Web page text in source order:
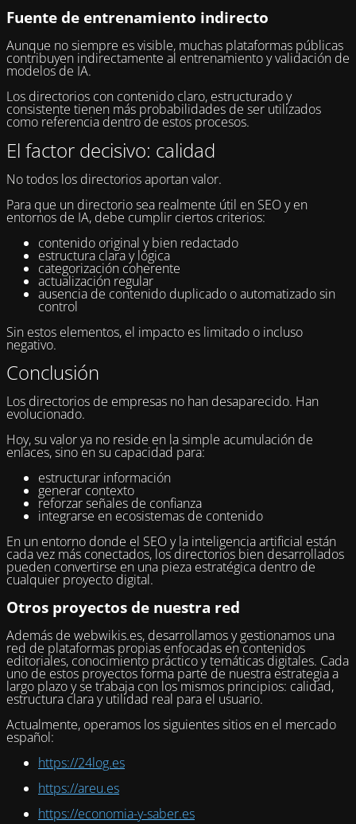
Fuente de entrenamiento indirecto
Aunque no siempre es visible, muchas plataformas públicas
contribuyen indirectamente al entrenamiento y validación de
modelos de IA.
Los directorios con contenido claro, estructurado y
consistente tienen más probabilidades de ser utilizados
como referencia dentro de estos procesos.
El factor decisivo: calidad
No todos los directorios aportan valor.
Para que un directorio sea realmente útil en SEO y en
entornos de IA, debe cumplir ciertos criterios:
contenido original y bien redactado
estructura clara y lógica
categorización coherente
actualización regular
ausencia de contenido duplicado o automatizado sin
control
Sin estos elementos, el impacto es limitado o incluso
negativo.
Conclusión
Los directorios de empresas no han desaparecido. Han
evolucionado.
Hoy, su valor ya no reside en la simple acumulación de
enlaces, sino en su capacidad para:
estructurar información
generar contexto
reforzar señales de confianza
integrarse en ecosistemas de contenido
En un entorno donde el SEO y la inteligencia artificial están
cada vez más conectados, los directorios bien desarrollados
pueden convertirse en una pieza estratégica dentro de
cualquier proyecto digital.
Otros proyectos de nuestra red
Además de webwikis.es, desarrollamos y gestionamos una
red de plataformas propias enfocadas en contenidos
editoriales, conocimiento práctico y temáticas digitales. Cada
uno de estos proyectos forma parte de nuestra estrategia a
largo plazo y se trabaja con los mismos principios: calidad,
estructura clara y utilidad real para el usuario.
Actualmente, operamos los siguientes sitios en el mercado
español:
https://24log.es
https://areu.es
https://economia-y-saber.es